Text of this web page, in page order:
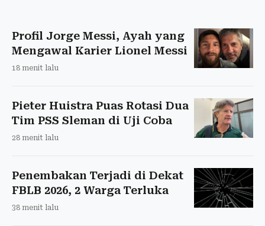
Profil Jorge Messi, Ayah yang
Mengawal Karier Lionel Messi
18 menit lalu
Pieter Huistra Puas Rotasi Dua
Tim PSS Sleman di Uji Coba
28 menit lalu
Penembakan Terjadi di Dekat
FBLB 2026, 2 Warga Terluka
38 menit lalu